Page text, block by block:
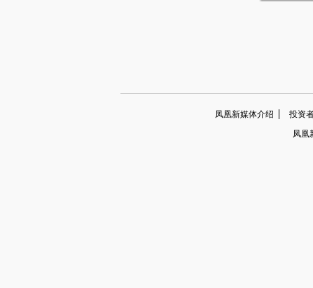
凤凰新媒体介绍 投资
凤凰